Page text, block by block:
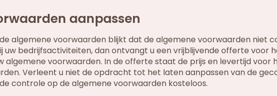
aanpassen
algemene voorwaarden blijkt dat de algemene voorwaarden niet
uw bedrijfsactiviteiten, dan ontvangt u een vrijblijvende offerte voor
algemene voorwaarden. In de offerte staat de prijs en levertijd voor
Verleent u niet de opdracht tot het laten aanpassen van de
controle op de algemene voorwaarden kosteloos.